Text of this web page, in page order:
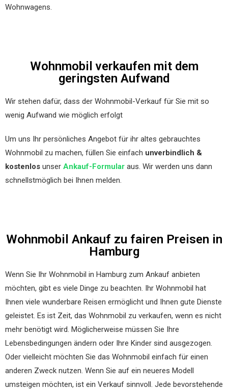
Wohnwagens.
Wohnmobil verkaufen mit dem
geringsten Aufwand
Wir stehen dafür, dass der Wohnmobil-Verkauf für Sie mit so
wenig Aufwand wie möglich erfolgt
Um uns Ihr persönliches Angebot für ihr altes gebrauchtes
Wohnmobil zu machen, füllen Sie einfach unverbindlich &
kostenlos unser Ankauf-Formular aus. Wir werden uns dann
schnellstmöglich bei Ihnen melden.
Wohnmobil Ankauf zu fairen Preisen in
Hamburg
Wenn Sie Ihr Wohnmobil in Hamburg zum Ankauf anbieten
möchten, gibt es viele Dinge zu beachten. Ihr Wohnmobil hat
Ihnen viele wunderbare Reisen ermöglicht und Ihnen gute Dienste
geleistet. Es ist Zeit, das Wohnmobil zu verkaufen, wenn es nicht
mehr benötigt wird. Möglicherweise müssen Sie Ihre
Lebensbedingungen ändern oder Ihre Kinder sind ausgezogen.
Oder vielleicht möchten Sie das Wohnmobil einfach für einen
anderen Zweck nutzen. Wenn Sie auf ein neueres Modell
umsteigen möchten, ist ein Verkauf sinnvoll. Jede bevorstehende